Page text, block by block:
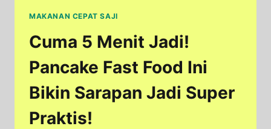
MAKANAN CEPAT SAJI
Cuma 5 Menit Jadi!
Pancake Fast Food Ini
Bikin Sarapan Jadi Super
Praktis!